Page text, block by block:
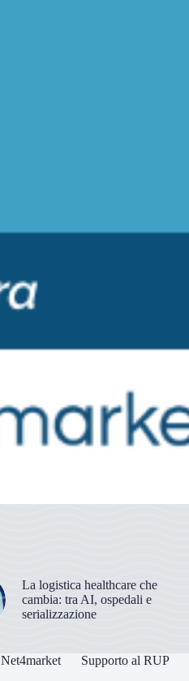
La logistica healthcare che
cambia: tra AI, ospedali e
serializzazione
Net4market Supporto al RUP